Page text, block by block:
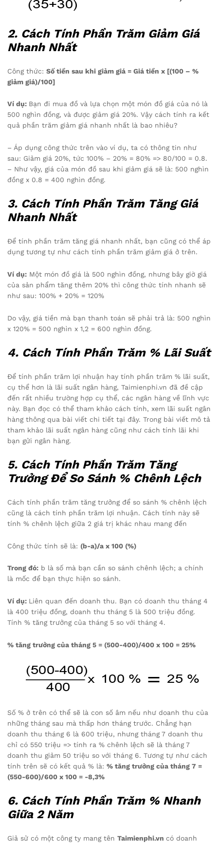
2. Cách Tính Phần Trăm Giảm Giá
Nhanh Nhất
Công thức: Số tiền sau khi giảm giá = Giá tiền x [(100 – %
giảm giá)/100]
Ví dụ: Bạn đi mua đồ và lựa chọn một món đồ giá của nó là
500 nghìn đồng, và được giảm giá 20%. Vậy cách tính ra kết
quả phần trăm giảm giá nhanh nhất là bao nhiêu?
– Áp dụng công thức trên vào ví dụ, ta có thông tin như
sau: Giảm giá 20%, tức 100% – 20% = 80% => 80/100 = 0.8.
– Như vậy, giá của món đồ sau khi giảm giá sẽ là: 500 nghìn
đồng x 0.8 = 400 nghìn đồng.
3. Cách Tính Phần Trăm Tăng Giá
Nhanh Nhất
Để tính phần trăm tăng giá nhanh nhất, bạn cũng có thể áp
dụng tương tự như cách tính phần trăm giảm giá ở trên.
Ví dụ: Một món đồ giá là 500 nghìn đồng, nhưng bây giờ giá
của sản phẩm tăng thêm 20% thì công thức tính nhanh sẽ
như sau: 100% + 20% = 120%
Do vậy, giá tiền mà bạn thanh toán sẽ phải trả là: 500 nghìn
x 120% = 500 nghìn x 1,2 = 600 nghìn đồng.
4. Cách Tính Phần Trăm % Lãi Suất
Để tính phần trăm lợi nhuận hay tính phần trăm % lãi suất,
cụ thể hơn là lãi suất ngân hàng, Taimienphi.vn đã đề cập
đến rất nhiều trường hợp cụ thể, các ngân hàng về lĩnh vực
này. Bạn đọc có thể tham khảo cách tính, xem lãi suất ngân
hàng thông qua bài viết chi tiết tại đây. Trong bài viết mô tả
tham khảo lãi suất ngân hàng cũng như cách tính lãi khi
bạn gửi ngân hàng.
5. Cách Tính Phần Trăm Tăng
Trưởng Để So Sánh % Chênh Lệch
Cách tính phần trăm tăng trưởng để so sánh % chênh lệch
cũng là cách tính phần trăm lợi nhuận. Cách tính này sẽ
tính % chênh lệch giữa 2 giá trị khác nhau mang đến
Công thức tính sẽ là: (b-a)/a x 100 (%)
Trong đó: b là số mà bạn cần so sánh chênh lệch; a chính
là mốc để bạn thực hiện so sánh.
Ví dụ: Liên quan đến doanh thu. Bạn có doanh thu tháng 4
là 400 triệu đồng, doanh thu tháng 5 là 500 triệu đồng.
Tính % tăng trưởng của tháng 5 so với tháng 4.
% tăng trưởng của tháng 5 = (500-400)/400 x 100 = 25%
Số % ở trên có thể sẽ là con số âm nếu như doanh thu của
những tháng sau mà thấp hơn tháng trước. Chẳng hạn
doanh thu tháng 6 là 600 triệu, nhưng tháng 7 doanh thu
chỉ có 550 triệu => tính ra % chênh lệch sẽ là tháng 7
doanh thu giảm 50 triệu so với tháng 6. Tương tự như cách
tính trên sẽ có kết quả % là: % tăng trưởng của tháng 7 =
(550-600)/600 x 100 = -8,3%
6. Cách Tính Phần Trăm % Nhanh
Giữa 2 Năm
Giả sử có một công ty mang tên Taimienphi.vn có doanh